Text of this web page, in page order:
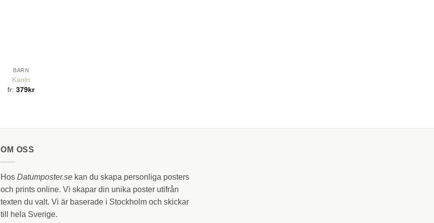
BARN
Kanin
fr:379kr
OM OSS
HosDatumposter.se kan du skapa personliga posters
och prints online. Vi skapar din unika poster utifrån
texten du valt. Vi är baserade i Stockholm och skickar
till hela Sverige.